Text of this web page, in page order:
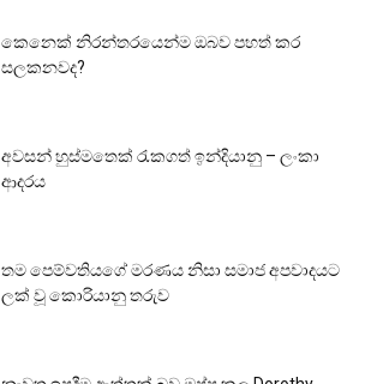
කෙනෙක් නිරන්තරයෙන්ම ඔබව පහත් කර
සලකනවද?
අවසන් හුස්මතෙක් රැකගත් ඉන්දියානු – ලංකා
ආදරය
තම පෙම්වතියගේ මරණය නිසා සමාජ අපවාදයට
ලක් වූ කොරියානු තරුව